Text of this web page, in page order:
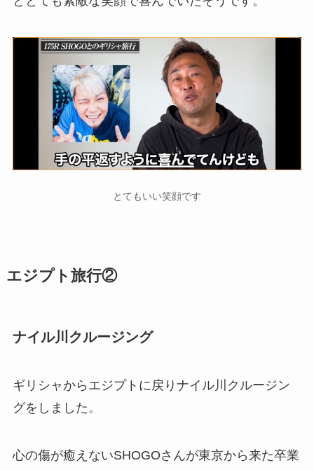
とてもいい笑顔です
エジプト旅行②
ナイル川クルージング
ギリシャからエジプトに戻りナイル川クルージン
グをしました。
心の傷が癒えないSHOGOさんが東京から来た卒業